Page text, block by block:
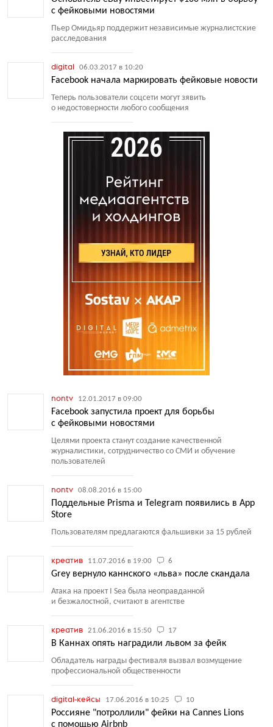
с фейковыми новостями
Пьер Омидьяр поддержит независимые журналистские
расследования
digital 06.03.2017 в 10:20
Facebook начала маркировать фейковые новости
Теперь пользователи соцсети могут зявить
о недостоверности любого сообщения
nontv 12.01.2017 в 09:00
Facebook запустила проект для борьбы
с фейковыми новостями
Целями проекта станут создание качественной
журналистики, сотрудничество со СМИ и обучение
пользователей
nontv 08.08.2016 в 15:00
Поддельные Prisma и Telegram появились в App
Store
Пользователям предлагаются фальшивки за 15 рублей
креатив 11.07.2016 в 19:00 6
Grey вернуло каннского «льва» после скандала
Атака на проект I Sea была неоправданной
и безжалостной, считают в агентстве
креатив 21.06.2016 в 15:50 17
В Каннах опять наградили львом за фейк
Обладатель награды фестиваля вызвал возмущение
профессиональной общественности
digital-кейсы 17.06.2016 в 10:25 10
Россияне "потроллили" фейки на Cannes Lions
с помощью Airbnb